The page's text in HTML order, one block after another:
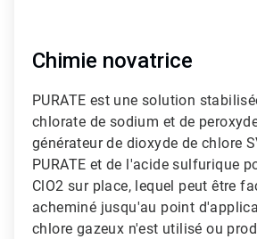
Chimie novatrice
PURATE est une solution
chlorate de sodium et de
générateur de dioxyde de chlore
PURATE et de l'acide sulfurique
ClO2 sur place, lequel peut être
acheminé jusqu'au point
chlore gazeux n'est utilisé ou